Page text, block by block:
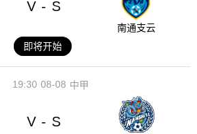
V - S
南通支云
即将开始
08-08
19:30 中甲
V - S